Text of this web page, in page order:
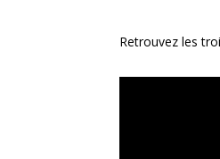
Retrouvez les